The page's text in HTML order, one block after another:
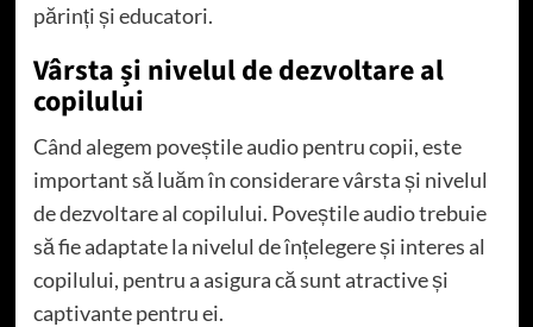
părinți și educatori.
Vârsta și nivelul de dezvoltare al
copilului
Când alegem poveștile audio pentru copii, este
important să luăm în considerare vârsta și nivelul
de dezvoltare al copilului. Poveștile audio trebuie
să fie adaptate la nivelul de înțelegere și interes al
copilului, pentru a asigura că sunt atractive și
captivante pentru ei.